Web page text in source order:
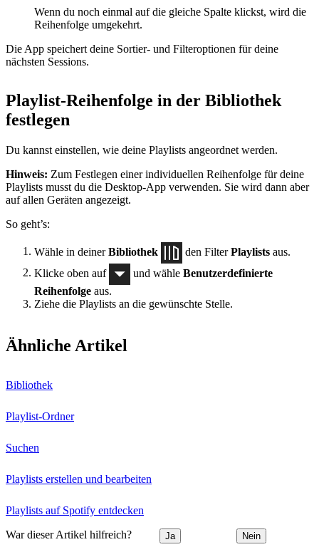
Wenn du noch einmal auf die gleiche Spalte klickst, wird die
Reihenfolge umgekehrt.
Die App speichert deine Sortier- und Filteroptionen für deine
nächsten Sessions.
Playlist-Reihenfolge in der Bibliothek
festlegen
Du kannst einstellen, wie deine Playlists angeordnet werden.
Hinweis: Zum Festlegen einer individuellen Reihenfolge für deine
Playlists musst du die Desktop-App verwenden. Sie wird dann aber
auf allen Geräten angezeigt.
So geht’s:
Wähle in deinerBibliothek den FilterPlaylists aus.
Klicke oben auf
und wähle Benutzerdefinierte
Reihenfolge aus.
Ziehe die Playlists an die gewünschte Stelle.
Ähnliche Artikel
Bibliothek
Playlist-Ordner
Suchen
Playlists erstellen und bearbeiten
Playlists auf Spotify entdecken
War dieser Artikel hilfreich? Ja Nein